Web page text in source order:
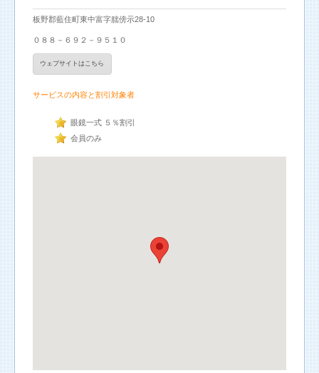
板野郡藍住町東中富字朏傍示28-10
０８８－６９２－９５１０
ウェブサイトはこちら
サービスの内容と割引対象者
眼鏡一式 ５％割引
会員のみ